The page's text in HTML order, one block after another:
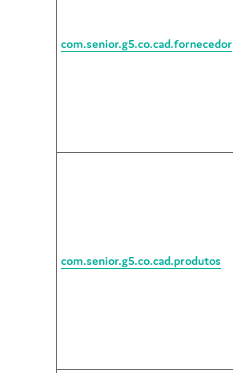
com.senior.g5.co.cad.fornecedor
com.senior.g5.co.cad.produtos